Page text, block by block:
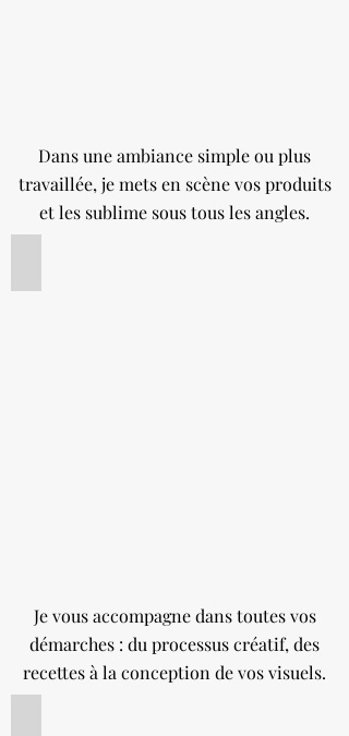
Tarte
Dans une ambiance simple ou plus
travaillée, je mets en scène vos produits
et les sublime sous tous les angles.
Je vous accompagne dans toutes vos
démarches : du processus créatif, des
recettes à la conception de vos visuels.